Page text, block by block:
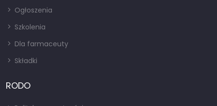
Ogłoszenia
Szkolenia
Dla farmaceuty
Składki
RODO